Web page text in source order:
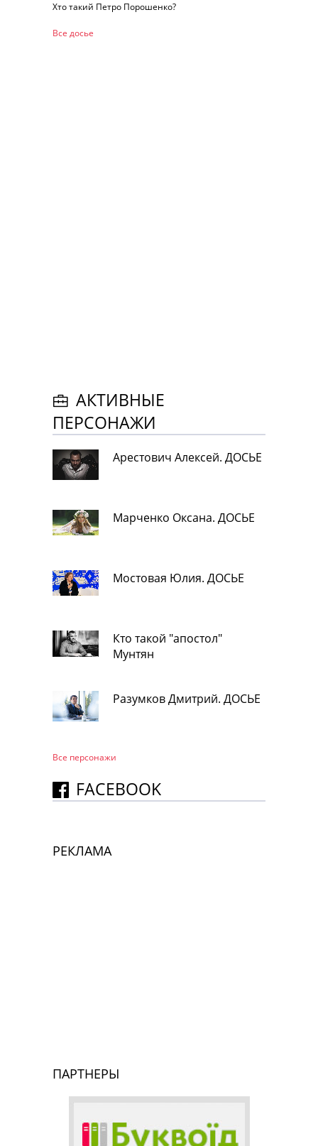
Хто такий Петро Порошенко?
Все досье
АКТИВНЫЕ
ПЕРСОНАЖИ
Арестович Алексей. ДОСЬЕ
Марченко Оксана. ДОСЬЕ
Мостовая Юлия. ДОСЬЕ
Кто такой "апостол"
Мунтян
Разумков Дмитрий. ДОСЬЕ
Все персонажи
FACEBOOK
РЕКЛАМА
ПАРТНЕРЫ